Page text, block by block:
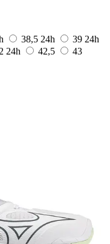
38,5 24h 39 24h
24h 42,5
43